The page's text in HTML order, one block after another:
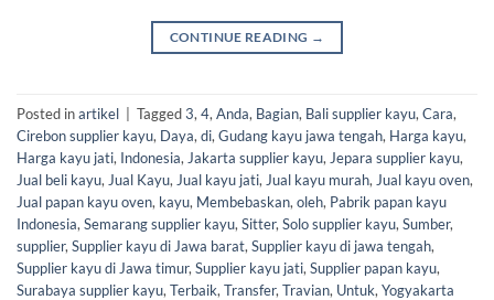
CONTINUE READING →
Posted inartikel Tagged3, 4, Anda, Bagian, Bali supplier kayu, Cara,
Cirebon supplier kayu, Daya, di, Gudang kayu jawa tengah, Harga kayu,
Harga kayu jati, Indonesia, Jakarta supplier kayu, Jepara supplier kayu,
Jual beli kayu, Jual Kayu, Jual kayu jati, Jual kayu murah, Jual kayu oven,
Jual papan kayu oven, kayu, Membebaskan, oleh, Pabrik papan kayu
Indonesia, Semarang supplier kayu, Sitter, Solo supplier kayu, Sumber,
supplier, Supplier kayu di Jawa barat, Supplier kayu di jawa tengah,
Supplier kayu di Jawa timur, Supplier kayu jati, Supplier papan kayu,
Surabaya supplier kayu, Terbaik, Transfer, Travian, Untuk, Yogyakarta